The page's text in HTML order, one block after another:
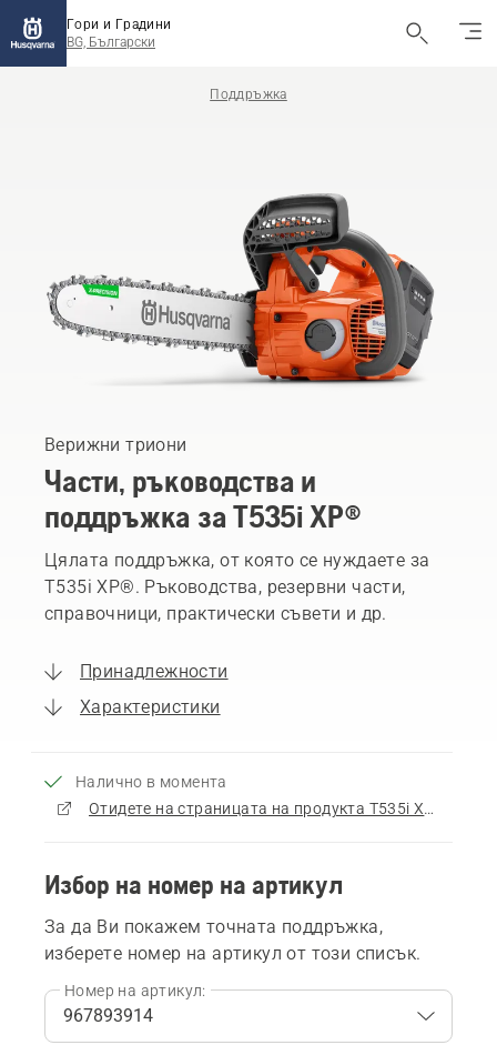
Гори и Градини
BG, Български
Поддръжка
Верижни триони
Части, ръководства и
поддръжка за T535i XP®
Цялата поддръжка, от която се нуждаете за
T535i XP®. Ръководства, резервни части,
справочници, практически съвети и др.
Принадлежности
Характеристики
Налично в момента
Отидете на страницата на продукта T535i XP®
Избор на номер на артикул
За да Ви покажем точната поддръжка,
изберете номер на артикул от този списък.
Номер на артикул: